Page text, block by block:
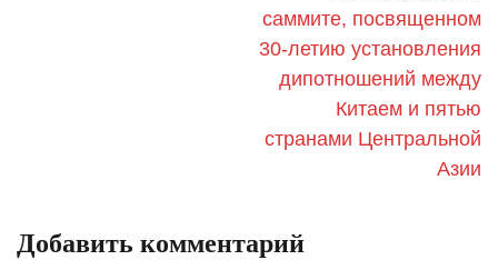
саммите, посвященном
30-летию установления
дипотношений между
Китаем и пятью
странами Центральной
Азии
Добавить комментарий